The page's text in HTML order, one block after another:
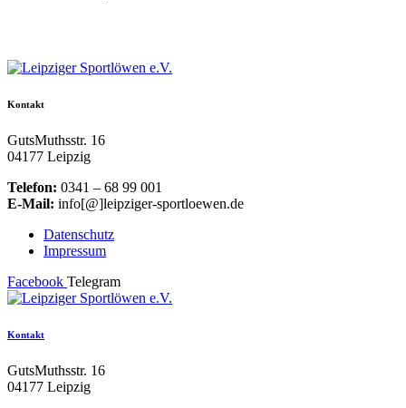
Kontakt
GutsMuthsstr. 16
04177 Leipzig
Telefon: 0341 – 68 99 001
E-Mail: info[@]leipziger-sportloewen.de
Datenschutz
Impressum
Facebook Telegram
Kontakt
GutsMuthsstr. 16
04177 Leipzig